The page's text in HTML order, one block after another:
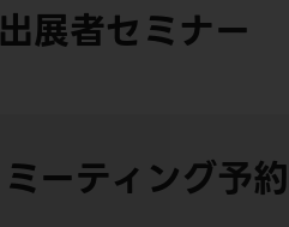
出展者セミナー
ミーティング予約